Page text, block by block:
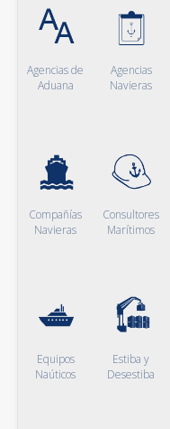
Agencias de
Aduana
Agencias
Navieras
Compañías
Navieras
Consultores
Marítimos
Equipos
Naúticos
Estiba y
Desestiba